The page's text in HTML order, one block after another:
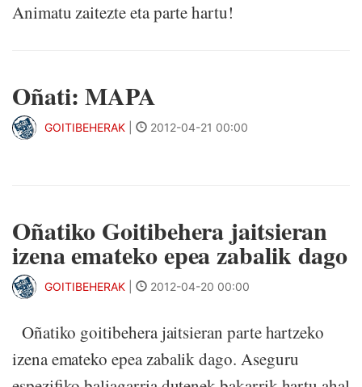
Animatu zaitezte eta parte hartu!
Oñati: MAPA
GOITIBEHERAK 2012-04-21 00:00
Oñatiko Goitibehera jaitsieran
izena emateko epea zabalik dago
GOITIBEHERAK 2012-04-20 00:00
Oñatiko goitibehera jaitsieran parte hartzeko
izena emateko epea zabalik dago. Aseguru